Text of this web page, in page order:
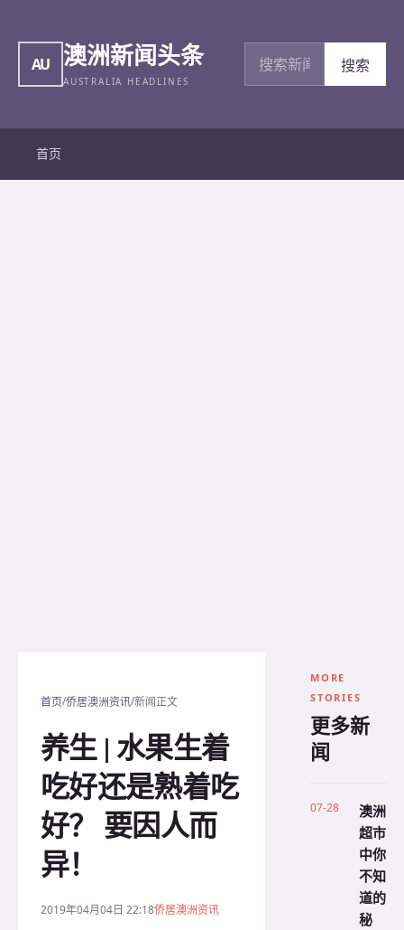
AU 澳洲新闻头条
AUSTRALIA HEADLINES
搜索新闻
搜索
首页
首页/侨居澳洲资讯/新闻正文
养生 | 水果生着
吃好还是熟着吃
好？ 要因人而
异！
2019年04月04日 22:18侨居澳洲资讯
MORE
STORIES
更多新
闻
07-28
澳洲
超市
中你
不知
道的
秘